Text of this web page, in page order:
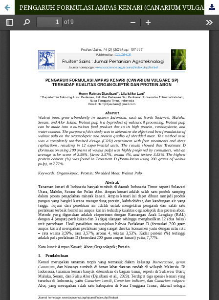
PENGARUH FORMULASI AMPAS KENARI (CANARIUM VULGARE SP) TERHADAP KUALITAS ORGANOLEPTIK DAN PROTEIN ABON